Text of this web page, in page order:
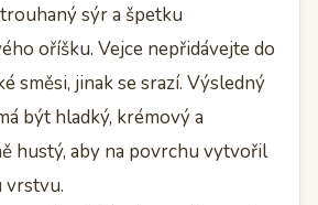
sýr a špetku
oříšku. Vejce nepřidávejte do
směsi, jinak se srazí. Výsledný
být hladký, krémový a
hustý, aby na povrchu vytvořil
vrstvu.